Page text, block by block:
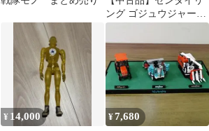
ング ゴジュウジャー
売品
¥ 14,000 ¥7,680